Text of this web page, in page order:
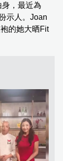
，最近為
示人。Joan
的她大晒Fit